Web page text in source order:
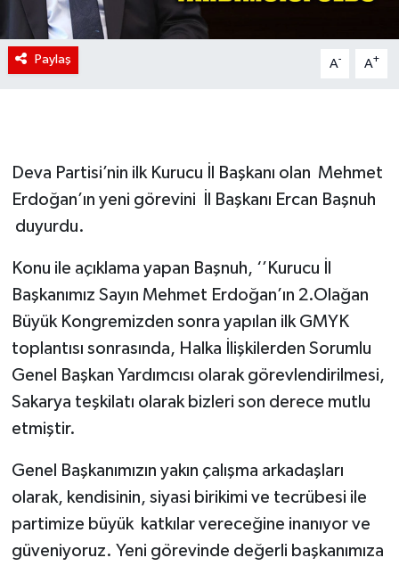
Paylaş A- A+
Deva Partisi’nin ilk Kurucu İl Başkanı olan Mehmet
Erdoğan’ın yeni görevini İl Başkanı Ercan Başnuh
duyurdu.
Konu ile açıklama yapan Başnuh, ‘’Kurucu İl
Başkanımız Sayın Mehmet Erdoğan’ın 2.Olağan
Büyük Kongremizden sonra yapılan ilk GMYK
toplantısı sonrasında, Halka İlişkilerden Sorumlu
Genel Başkan Yardımcısı olarak görevlendirilmesi,
Sakarya teşkilatı olarak bizleri son derece mutlu
etmiştir.
Genel Başkanımızın yakın çalışma arkadaşları
olarak, kendisinin, siyasi birikimi ve tecrübesi ile
partimize büyük katkılar vereceğine inanıyor ve
güveniyoruz. Yeni görevinde değerli başkanımıza